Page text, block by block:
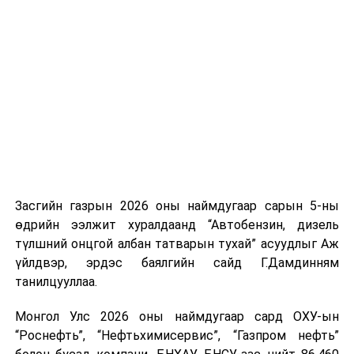
Засгийн газрын 2026 оны наймдугаар сарын 5-ны
өдрийн ээлжит хуралдаанд “Автобензин, дизель
түлшний онцгой албан татварын тухай” асуудлыг Аж
үйлдвэр, эрдэс баялгийн сайд Г.Дамдинням
танилцууллаа.
Монгол Улс 2026 оны наймдугаар сард ОХУ-ын
“Роснефть”, “Нефтьхимисервис”, “Газпром нефть”